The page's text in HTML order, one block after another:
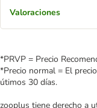
Valoraciones
*PRVP = Precio
*Precio normal = El
útimos 30 días.
zooplus tiene derecho a